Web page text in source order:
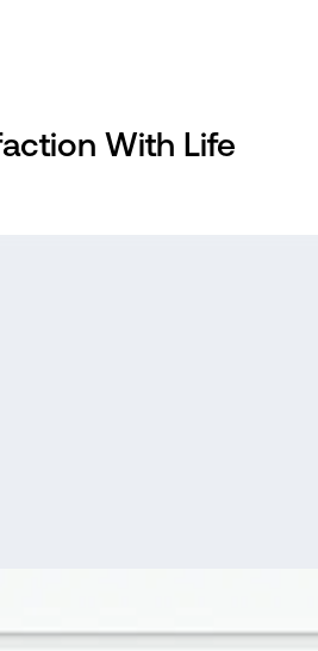
With Life